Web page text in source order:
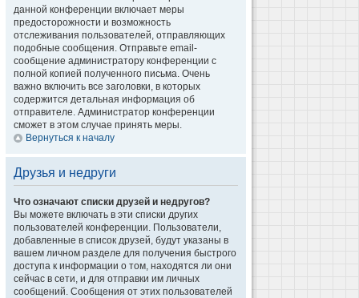
данной конференции включает меры
предосторожности и возможность
отслеживания пользователей, отправляющих
подобные сообщения. Отправьте email-
сообщение администратору конференции с
полной копией полученного письма. Очень
важно включить все заголовки, в которых
содержится детальная информация об
отправителе. Администратор конференции
сможет в этом случае принять меры.
Вернуться к началу
Друзья и недруги
Что означают списки друзей и недругов?
Вы можете включать в эти списки других
пользователей конференции. Пользователи,
добавленные в список друзей, будут указаны в
вашем личном разделе для получения быстрого
доступа к информации о том, находятся ли они
сейчас в сети, и для отправки им личных
сообщений. Сообщения от этих пользователей